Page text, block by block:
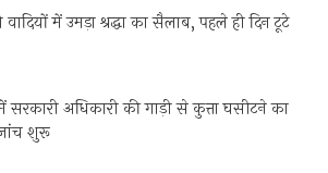
में उमड़ा श्रद्धा का सैलाब, पहले ही दिन टूटे
सरकारी अधिकारी की गाड़ी से कुत्ता घसीटने का
शुरू